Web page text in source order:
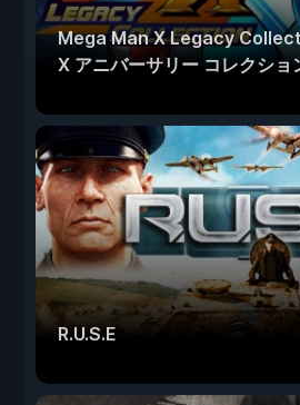
Mega Man X Legacy
X アニバーサリー コレクショ
R.U.S.E